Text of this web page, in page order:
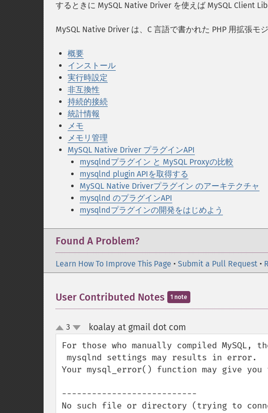
するときに MySQL Native Driver を使えば MySQL Client
MySQL Native Driver は、C 言語で書かれた PHP 用拡張モ
概要
インストール
実行時設定
非互換性
持続的接続
統計情報
メモ
メモリ管理
MySQL Native Driver プラグインAPI
mysqlndプラグイン と MySQL Proxyの比較
mysqlnd plugin APIを取得する
MySQL Native Driverプラグイン のアーキテクチャ
mysqlnd のプラグインAPI
mysqlndプラグインの開発をはじめよう
Found A Problem?
Learn How To Improve This Page • Submit a Pull Request •
User Contributed Notes 1 note
up
down
3 koalay at gmail dot com
For those who manually compiled MySQL,
Your mysql_error() function may give you
---------------------------
No such file or directory (trying to